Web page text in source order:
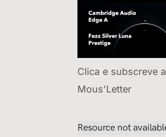
Clica e subscreve a
Mous'Letter